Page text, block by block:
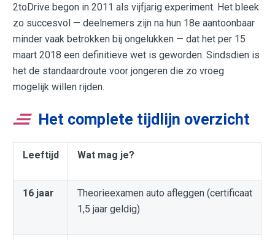
2toDrive begon in 2011 als vijfjarig experiment. Het bleek
zo succesvol — deelnemers zijn na hun 18e aantoonbaar
minder vaak betrokken bij ongelukken — dat het per 15
maart 2018 een definitieve wet is geworden. Sindsdien is
het de standaardroute voor jongeren die zo vroeg
mogelijk willen rijden.
Het complete tijdlijn overzicht
Leeftijd Wat mag je?
16 jaar
Theorieexamen auto afleggen (certificaat
1,5 jaar geldig)